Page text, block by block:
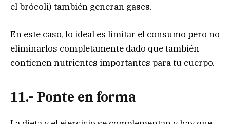
el brócoli) también generan gases.
En este caso, lo ideal es limitar el consumo pero no
eliminarlos completamente dado que también
contienen nutrientes importantes para tu cuerpo.
11.- Ponte en forma